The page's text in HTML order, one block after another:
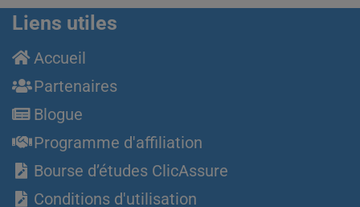
Liens utiles
Accueil
Partenaires
Blogue
Programme d'affiliation
Bourse d’études ClicAssure
Conditions d'utilisation